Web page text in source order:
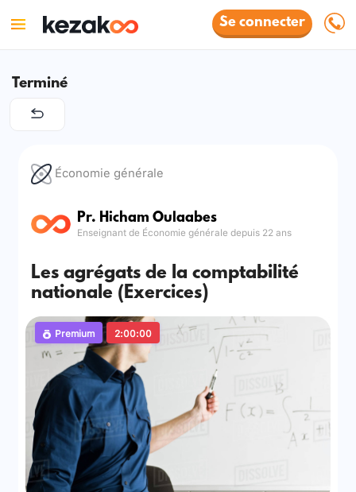
Se connecter
Terminé
Économie générale
Pr. Hicham Oulaabes
Enseignant de Économie générale depuis 22 ans
Les agrégats de la comptabilité
nationale (Exercices)
Premium 2:00:00